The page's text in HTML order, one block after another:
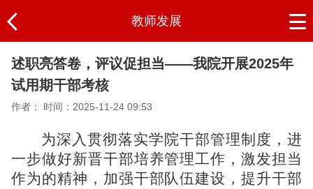
教师发展
述职亮答卷，评议促担当——我院开展2025年
试用期干部考核
作者： 时间：2025-11-24 09:53
为深入贯彻落实学院干部管理制度，进
一步做好新晋干部培养管理工作，激发担当
作为的精神 ，加强干部队伍建设，提升干部